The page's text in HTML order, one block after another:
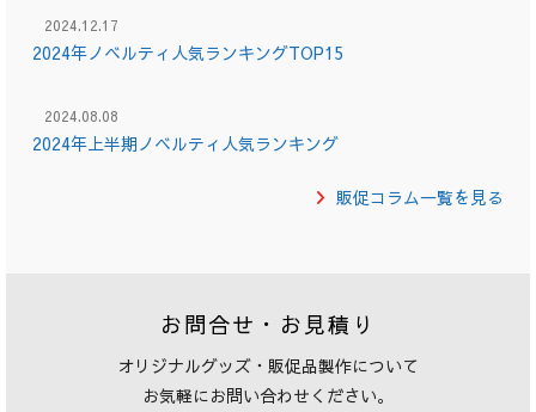
2024.12.17
2024年ノベルティ人気ランキングTOP15
2024.08.08
2024年上半期ノベルティ人気ランキング
販促コラム一覧を見る
お問合せ・お見積り
オリジナルグッズ・販促品製作について
お気軽にお問い合わせください。